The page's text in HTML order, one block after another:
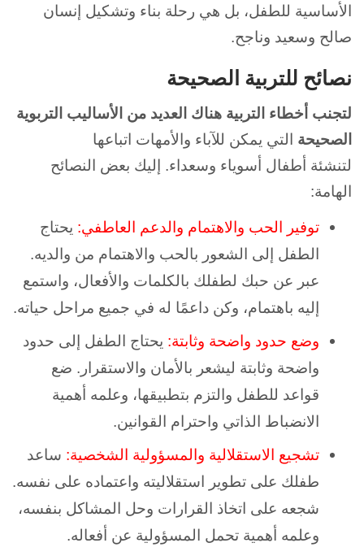
الأساسية للطفل، بل هي رحلة بناء وتشكيل إنسان
صالح وسعيد وناجح.
نصائح للتربية الصحيحة
لتجنب أخطاء التربية هناك العديد من الأساليب التربوية
الصحيحة التي يمكن للآباء والأمهات اتباعها
لتنشئة أطفال أسوياء وسعداء. إليك بعض النصائح
الهامة:
توفير الحب والاهتمام والدعم العاطفي: يحتاج
الطفل إلى الشعور بالحب والاهتمام من والديه.
عبر عن حبك لطفلك بالكلمات والأفعال، واستمع
إليه باهتمام، وكن داعمًا له في جميع مراحل حياته.
وضع حدود واضحة وثابتة: يحتاج الطفل إلى حدود
واضحة وثابتة ليشعر بالأمان والاستقرار. ضع
قواعد للطفل والتزم بتطبيقها، وعلمه أهمية
الانضباط الذاتي واحترام القوانين.
تشجيع الاستقلالية والمسؤولية الشخصية: ساعد
طفلك على تطوير استقلاليته واعتماده على نفسه.
شجعه على اتخاذ القرارات وحل المشاكل بنفسه،
وعلمه أهمية تحمل المسؤولية عن أفعاله.